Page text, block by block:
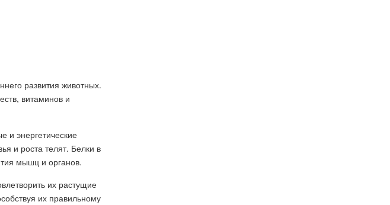
развития животных.
витаминов и
и энергетические
и роста телят. Белки в
мышц и органов.
их растущие
их правильному